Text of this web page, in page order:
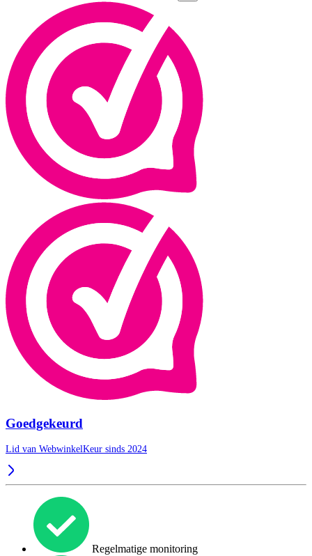
Goedgekeurd
Lid van WebwinkelKeur sinds 2024
Regelmatige monitoring